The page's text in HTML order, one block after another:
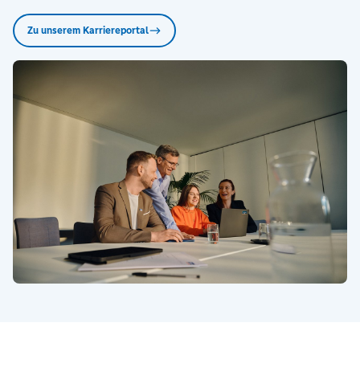
Zu unserem Karriereportal